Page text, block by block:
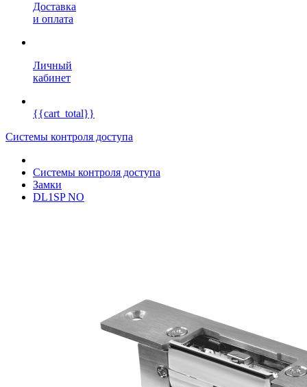
Доставка
и оплата
Личный
кабинет
{{cart_total}}
Системы контроля доступа
Системы контроля доступа
Замки
DL1SP NO